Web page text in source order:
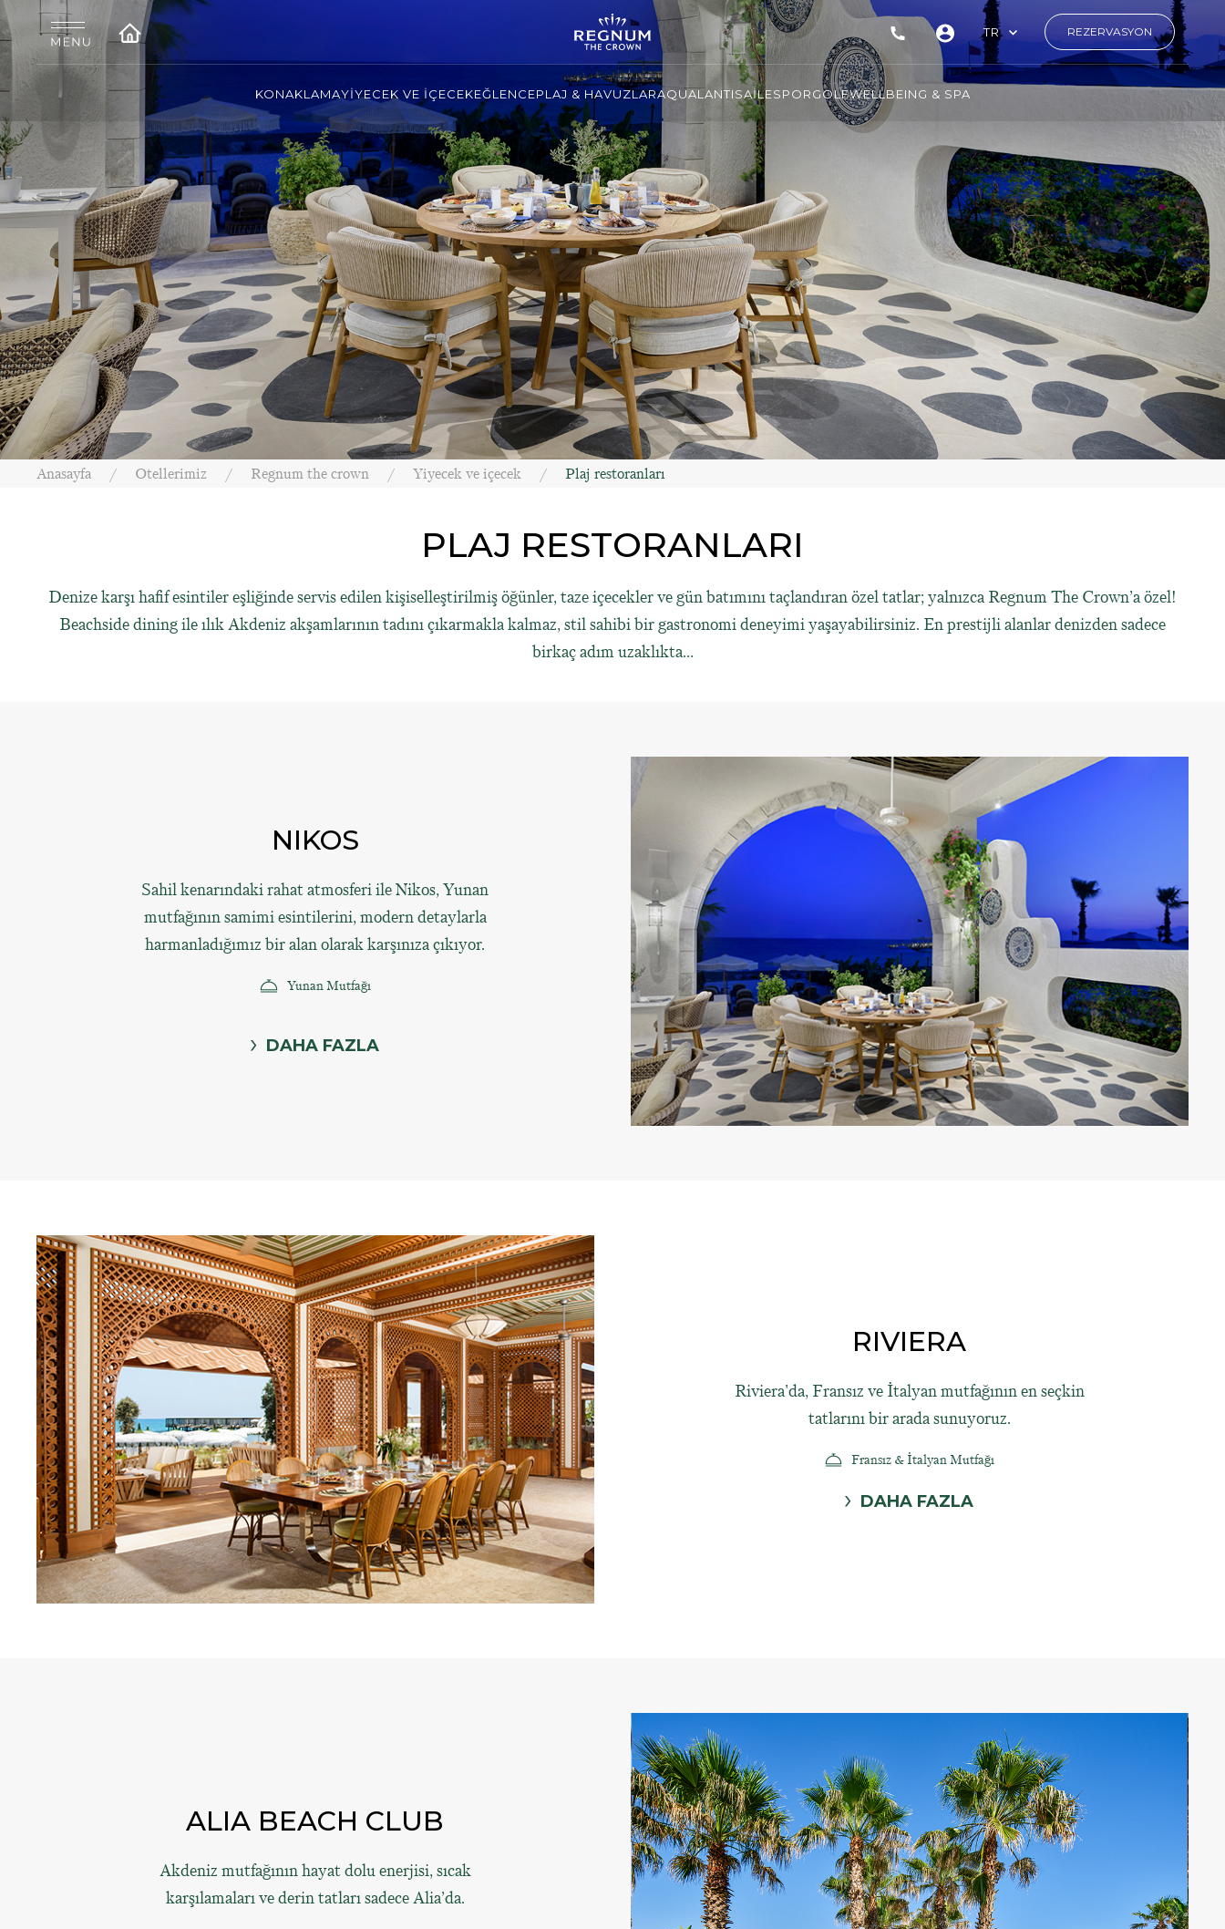
TR REZERVASYON
KONAKLAMAYİYECEK VE İÇECEKEĞLENCEPLAJ & HAVUZLARAQUALANTISAİLESPORGOLFWELLBEING & SPA
Anasayfa Otellerimiz Regnum the crown Yiyecek ve içecek Plaj restoranları
PLAJ RESTORANLARI
Denize karşı hafif esintiler eşliğinde servis edilen kişiselleştirilmiş öğünler, taze içecekler ve gün batımını taçlandıran özel tatlar; yalnızca Regnum The Crown’a özel!
Beachside dining ile ılık Akdeniz akşamlarının tadını çıkarmakla kalmaz, stil sahibi bir gastronomi deneyimi yaşayabilirsiniz. En prestijli alanlar denizden sadece
birkaç adım uzaklıkta…
NIKOS
Sahil kenarındaki rahat atmosferi ile Nikos, Yunan
mutfağının samimi esintilerini, modern detaylarla
harmanladığımız bir alan olarak karşınıza çıkıyor.
Yunan Mutfağı
DAHA FAZLA
RIVIERA
Riviera'da, Fransız ve İtalyan mutfağının en seçkin
tatlarını bir arada sunuyoruz.
Fransız & İtalyan Mutfağı
DAHA FAZLA
ALIA BEACH CLUB
Akdeniz mutfağının hayat dolu enerjisi, sıcak
karşılamaları ve derin tatları sadece Alia’da.